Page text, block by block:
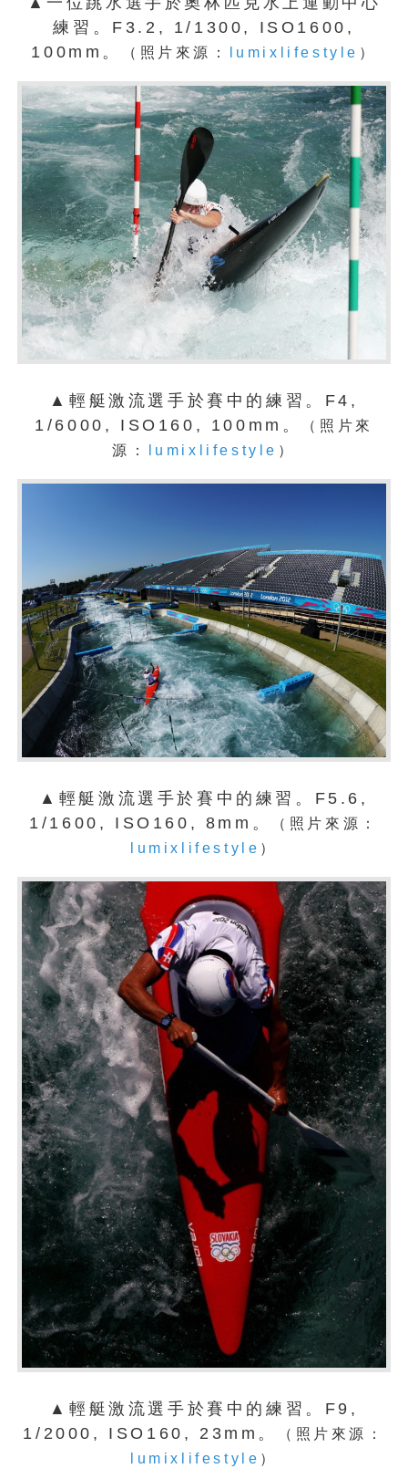
練習。F3.2, 1/1300, ISO1600,
100mm。
（照片來源： lumixlifestyle ）
▲輕艇激流選手於賽中的練習。F4,
1/6000, ISO160, 100mm。
（照片來
源：
lumixlifestyle ）
▲輕艇激流選手於賽中的練習。F5.6,
1/1600, ISO160, 8mm。
（照片來源：
lumixlifestyle ）
▲輕艇激流選手於賽中的練習。F9,
1/2000, ISO160, 23mm。
（照片來源：
lumixlifestyle ）